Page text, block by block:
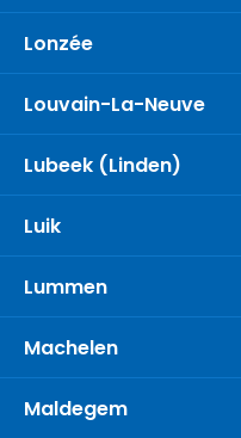
Lonzée
Louvain-La-Neuve
Lubeek (Linden)
Luik
Lummen
Machelen
Maldegem